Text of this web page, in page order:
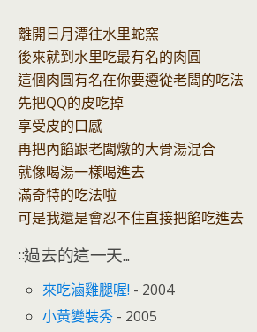
離開日月潭往水里蛇窯
後來就到水里吃最有名的肉圓
這個肉圓有名在你要遵從老闆的吃法
先把QQ的皮吃掉
享受皮的口感
再把內餡跟老闆燉的大骨湯混合
就像喝湯一樣喝進去
滿奇特的吃法啦
可是我還是會忍不住直接把餡吃進去
::過去的這一天...
來吃滷雞腿喔! - 2004
小黃變裝秀 - 2005